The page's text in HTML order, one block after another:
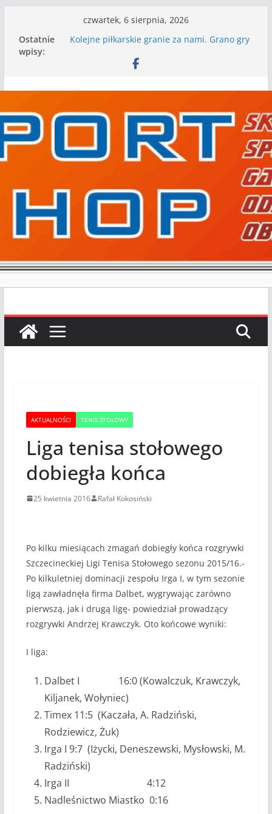
treści
czwartek, 6 sierpnia, 2026
Ostatnie
wpisy:
Kolejne piłkarskie granie za nami. Grano gry
Kolejne gry kontrolne naszych piłkarskich
WKS wygrywa pierwszą edycję Ligi Szóstek w
I mamy kolejne gry kontrolne, piłkarskie
granie przed nami
Mecz o wygraną w I Edycji Lidze Szóstek Piłki
Nożnej
AKTUALNOŚCI TENIS STOŁOWY
Liga tenisa stołowego
dobiegła końca
25 kwietnia 2016 Rafał Kokosiński
Po kilku miesiącach zmagań dobiegły końca rozgrywki
Szczecineckiej Ligi Tenisa Stołowego sezonu 2015/16.-
Po kilkuletniej dominacji zespołu Irga I, w tym sezonie
ligą zawładnęła firma Dalbet, wygrywając zarówno
pierwszą, jak i drugą ligę- powiedział prowadzący
rozgrywki Andrzej Krawczyk. Oto końcowe wyniki:
I liga:
Dalbet I 16:0 (Kowalczuk, Krawczyk,
Kiljanek, Wołyniec)
Timex 11:5 (Kaczała, A. Radziński,
Rodziewicz, Żuk)
Irga I 9:7 (Iżycki, Deneszewski, Mysłowski, M.
Radziński)
Irga II 4:12
Nadleśnictwo Miastko 0:16